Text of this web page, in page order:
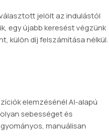
jelölt az indulástól
egy újabb keresést végzünk
külön díj felszámítása nélkül.
elemzésénél AI-alapú
sebességet és
manuálisan